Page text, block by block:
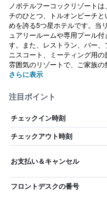
ノボテルフーコックリゾート
チのひとつ、トルオンビーチ
めを誇る5つ星ホテルです。当
ュアリールームや専用プール
す。また、レストラン、バー
ニスコート、ミーティング用
雰囲気のリゾートで、ご家族
さらに表示
注目ポイント
チェックイン時刻
チェックアウト時刻
お支払い＆キャンセル
フロントデスクの番号